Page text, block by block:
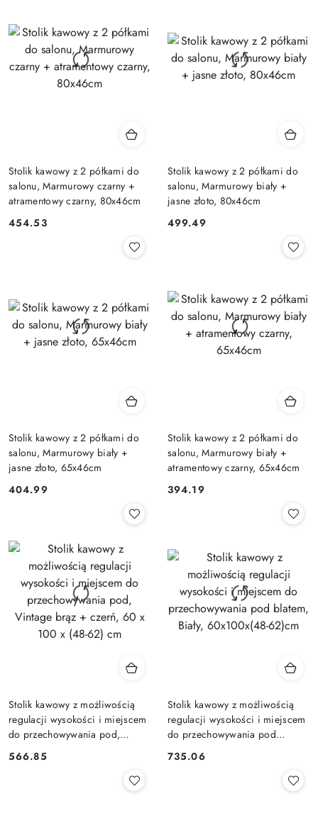
Stolik kawowy z 2 półkami do
salonu, Marmurowy czarny +
atramentowy czarny, 80x46cm
Cena:
454.53
Stolik kawowy z 2 półkami do
salonu, Marmurowy biały +
jasne złoto, 80x46cm
Cena:
499.49
Stolik kawowy z 2 półkami do
salonu, Marmurowy biały +
jasne złoto, 65x46cm
Cena:
404.99
Stolik kawowy z 2 półkami do
salonu, Marmurowy biały +
atramentowy czarny, 65x46cm
Cena:
394.19
Stolik kawowy z możliwością
regulacji wysokości i miejscem
do przechowywania pod,
x (48-62) cm
Cena:
566.85
Stolik kawowy z możliwością
regulacji wysokości i miejscem
do przechowywania pod
62)cm
Cena:
735.06